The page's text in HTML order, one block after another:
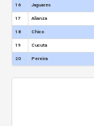
16 Jaguares
17 Alianza
18 Chico
19 Cucuta
20 Pereira